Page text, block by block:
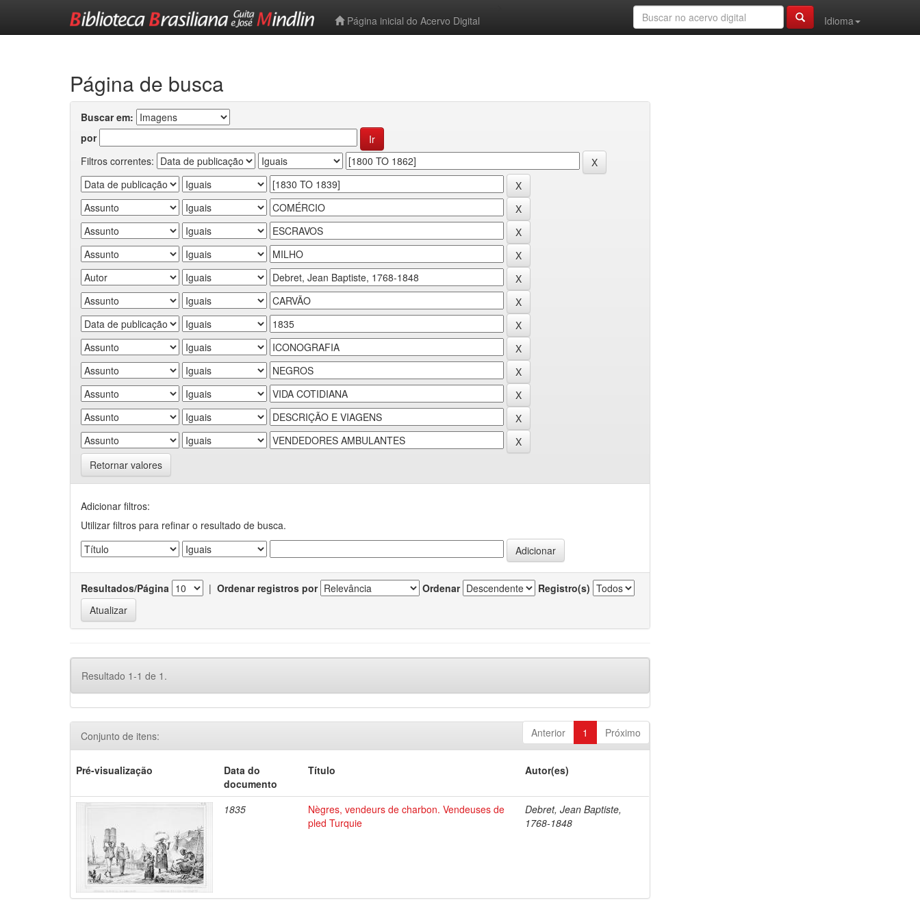
Página inicial do Acervo Digital
Idioma
Página de busca
Buscar em:
por
Filtros correntes:
Retornar valores
Adicionar filtros:
Utilizar filtros para refinar o resultado de busca.
Resultados/Página | Ordenar registros por Ordenar Registro(s)
Resultado 1-1 de 1.
Anterior 1 Próximo
Conjunto de itens:
Pré-visualização
Data do
documento
Título Autor(es)
1835
Nègres, vendeurs de charbon. Vendeuses de
pled Turquie
Debret, Jean Baptiste,
1768-1848